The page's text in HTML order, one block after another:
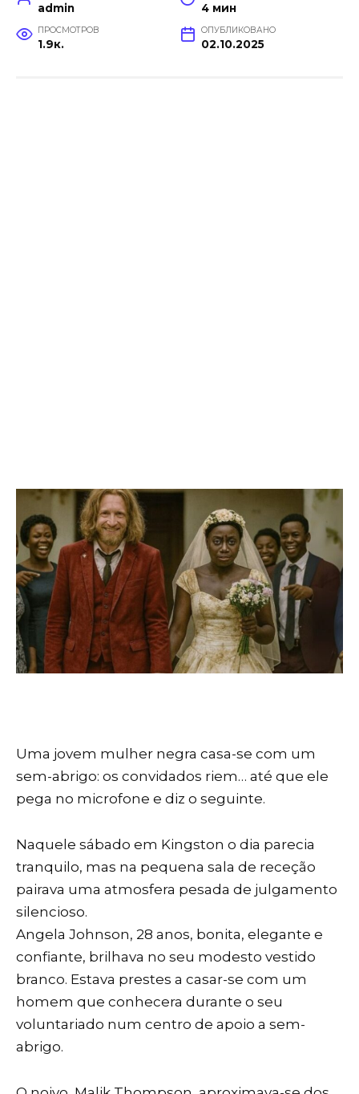
admin 4 мин
ПРОСМОТРОВ
1.9к.
ОПУБЛИКОВАНО
02.10.2025
Uma jovem mulher negra casa-se com um
sem-abrigo: os convidados riem… até que ele
pega no microfone e diz o seguinte.
Naquele sábado em Kingston o dia parecia
tranquilo, mas na pequena sala de receção
pairava uma atmosfera pesada de julgamento
silencioso.
Angela Johnson, 28 anos, bonita, elegante e
confiante, brilhava no seu modesto vestido
branco. Estava prestes a casar-se com um
homem que conhecera durante o seu
voluntariado num centro de apoio a sem-
abrigo.